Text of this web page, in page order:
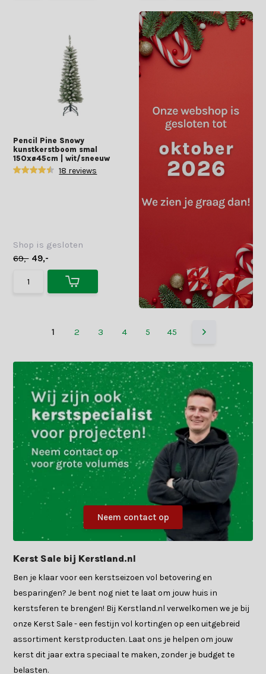
Pencil Pine Snowy
kunstkerstboom smal
150xø45cm | wit/sneeuw
18 reviews
Shop is gesloten
69,- 49,-
1 2 3 4 5 45
Neem contact op
Kerst Sale bij Kerstland.nl
Ben je klaar voor een kerstseizoen vol betovering en
besparingen? Je bent nog niet te laat om jouw huis in
kerstsferen te brengen! Bij Kerstland.nl verwelkomen we je bij
onze Kerst Sale - een festijn vol kortingen op een uitgebreid
assortiment kerstproducten. Laat ons je helpen om jouw
kerst dit jaar extra speciaal te maken, zonder je budget te
belasten.